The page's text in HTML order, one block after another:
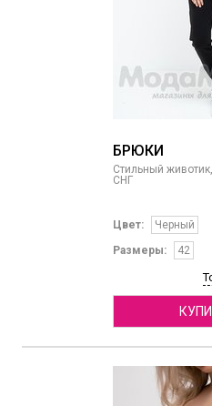
БРЮКИ
Стильный животик,
СНГ
Цвет:
Черный
Размеры:
42